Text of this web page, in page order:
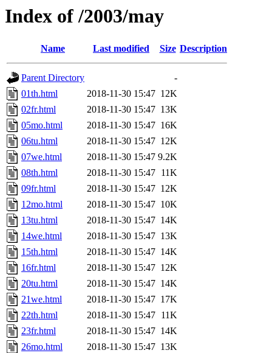
Index of /2003/may
Name Last modified Size Description
Parent Directory
-
01th.html
2018-11-30 15:47 12K
02fr.html
2018-11-30 15:47 13K
05mo.html
2018-11-30 15:47 16K
06tu.html
2018-11-30 15:47 12K
07we.html
2018-11-30 15:47 9.2K
08th.html
2018-11-30 15:47 11K
09fr.html
2018-11-30 15:47 12K
12mo.html
2018-11-30 15:47 10K
13tu.html
2018-11-30 15:47 14K
14we.html
2018-11-30 15:47 13K
15th.html
2018-11-30 15:47 14K
16fr.html
2018-11-30 15:47 12K
20tu.html
2018-11-30 15:47 14K
21we.html
2018-11-30 15:47 17K
22th.html
2018-11-30 15:47 11K
23fr.html
2018-11-30 15:47 14K
26mo.html
2018-11-30 15:47 13K